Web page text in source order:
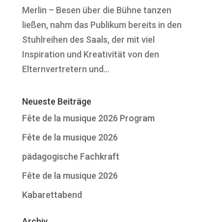
Merlin – Besen über die Bühne tanzen
ließen, nahm das Publikum bereits in den
Stuhlreihen des Saals, der mit viel
Inspiration und Kreativität von den
Elternvertretern und...
Neueste Beiträge
Fête de la musique 2026 Program
Fête de la musique 2026
pädagogische Fachkraft
Fête de la musique 2026
Kabarettabend